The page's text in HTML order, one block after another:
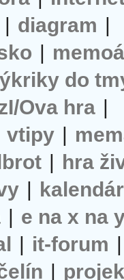
| diagram |
|
do
Ova hra |
vtipy |
| hra
| kalendár
| e na x na
| it-forum |
|